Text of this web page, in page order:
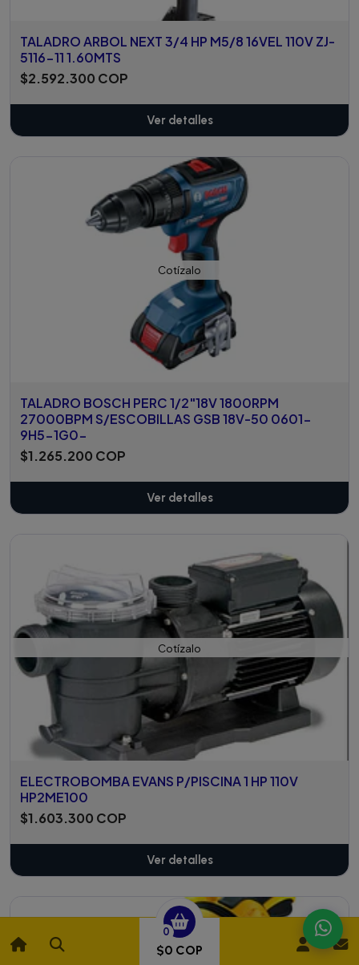
0
$0 COP
TALADRO ARBOL NEXT 3/4 HP M5/8 16VEL 110V ZJ-
5116-11 1.60MTS
$2.592.300 COP
Ver detalles
Cotízalo
TALADRO BOSCH PERC 1/2"18V 1800RPM
27000BPM S/ESCOBILLAS GSB 18V-50 0601-
9H5-1G0-
$1.265.200 COP
Ver detalles
Cotízalo
ELECTROBOMBA EVANS P/PISCINA 1 HP 110V
HP2ME100
$1.603.300 COP
Ver detalles